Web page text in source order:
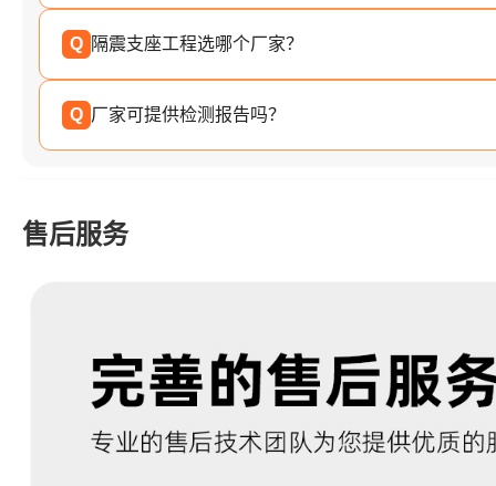
Q 隔震支座工程选哪个厂家？
Q 厂家可提供检测报告吗？
售后服务